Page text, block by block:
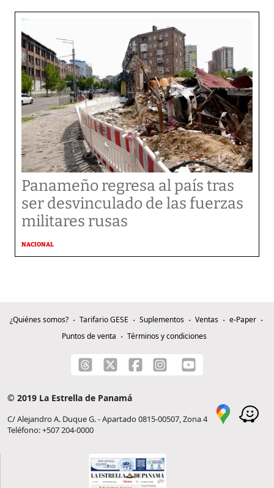
Panameño regresa al país tras
ser desvinculado de las fuerzas
militares rusas
NACIONAL
¿Quiénes somos? Tarifario GESE Suplementos Ventas
e-Paper
Puntos de venta
Términos y condiciones
© 2019 La Estrella de Panamá
C/ Alejandro A. Duque G. - Apartado 0815-00507, Zona 4
Teléfono: +507 204-0000